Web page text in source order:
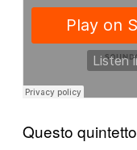
Questo